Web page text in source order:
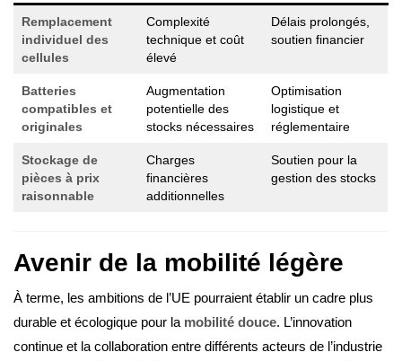
Remplacement
individuel des
cellules
Complexité
technique et coût
élevé
Délais prolongés,
soutien financier
Batteries
compatibles et
originales
Augmentation
potentielle des
stocks nécessaires
Optimisation
logistique et
réglementaire
Stockage de
pièces à prix
raisonnable
Charges
financières
additionnelles
Soutien pour la
gestion des stocks
Avenir de la mobilité légère
À terme, les ambitions de l’UE pourraient établir un cadre plus
durable et écologique pour la mobilité douce. L’innovation
continue et la collaboration entre différents acteurs de l’industrie